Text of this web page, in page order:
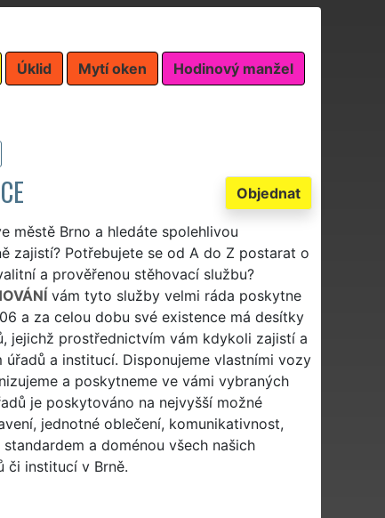
Úklid Mytí oken Hodinový manžel
Objednat
městě Brno a hledáte spolehlivou
zajistí? Potřebujete se od A do Z postarat o
a prověřenou stěhovací službu?
vám tyto služby velmi ráda poskytne
a za celou dobu své existence má desítky
jejichž prostřednictvím vám kdykoli zajistí a
a institucí. Disponujeme vlastními vozy
a poskytneme ve vámi vybraných
je poskytováno na nejvyšší možné
jednotné oblečení, komunikativnost,
a doménou všech našich
či institucí v Brně.